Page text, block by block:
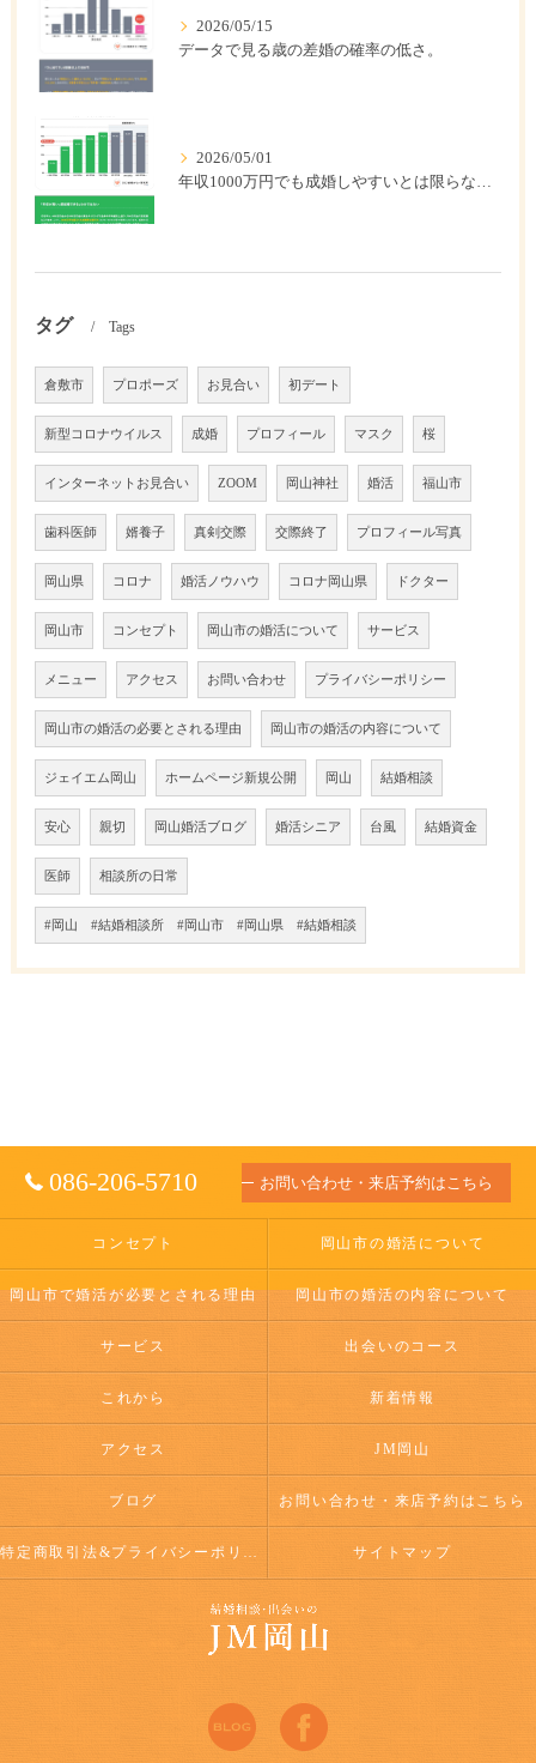
2026/05/15
データで見る歳の差婚の確率の低さ。
2026/05/01
年収1000万円でも成婚しやすいとは限らない? 「年収帯別の成婚率」のリアル
タグ Tags
倉敷市 プロポーズ お見合い 初デート
新型コロナウイルス 成婚 プロフィール マスク 桜
インターネットお見合い ZOOM 岡山神社 婚活 福山市
歯科医師 婿養子 真剣交際 交際終了 プロフィール写真
岡山県 コロナ 婚活ノウハウ コロナ岡山県 ドクター
岡山市 コンセプト 岡山市の婚活について サービス
メニュー アクセス お問い合わせ プライバシーポリシー
岡山市の婚活の必要とされる理由 岡山市の婚活の内容について
ジェイエム岡山 ホームページ新規公開 岡山 結婚相談
安心 親切 岡山婚活ブログ 婚活シニア 台風 結婚資金
医師 相談所の日常
#岡山 #結婚相談所 #岡山市 #岡山県 #結婚相談
086-206-5710 お問い合わせ・来店予約はこちら
コンセプト 岡山市の婚活について
岡山市で婚活が必要とされる理由 岡山市の婚活の内容について
サービス 出会いのコース
これから 新着情報
アクセス JM岡山
ブログ お問い合わせ・来店予約はこちら
特定商取引法&プライバシーポリシー サイトマップ